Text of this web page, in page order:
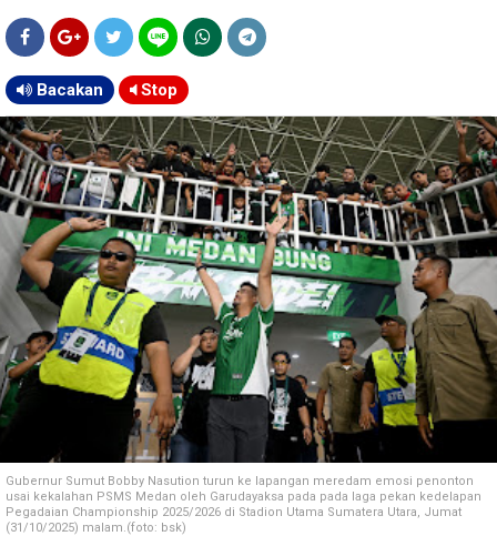
Bacakan Stop
Gubernur Sumut Bobby Nasution turun ke lapangan meredam emosi penonton
usai kekalahan PSMS Medan oleh Garudayaksa pada pada laga pekan kedelapan
Pegadaian Championship 2025/2026 di Stadion Utama Sumatera Utara, Jumat
(31/10/2025) malam.(foto: bsk)